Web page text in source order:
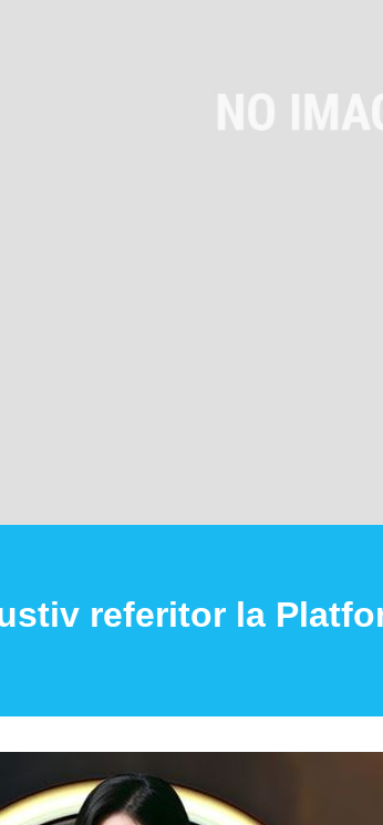
referitor la